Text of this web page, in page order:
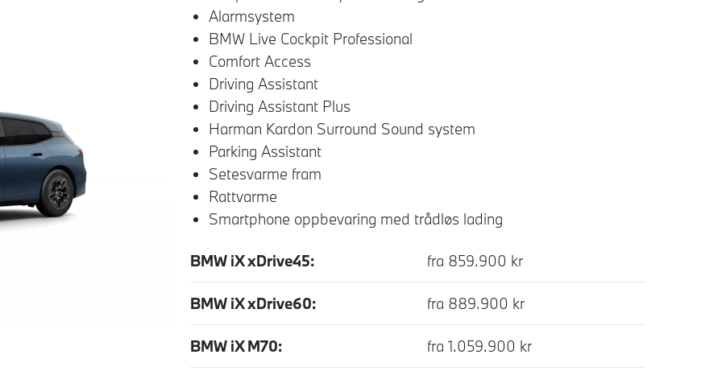
Alarmsystem
BMW Live Cockpit Professional
Comfort Access
Driving Assistant
Driving Assistant Plus
Harman Kardon Surround Sound system
Parking Assistant
Setesvarme fram
Rattvarme
Smartphone oppbevaring med trådløs lading
BMW iX xDrive45: fra 859.900 kr
BMW iX xDrive60: fra 889.900 kr
BMW iX M70: fra 1.059.900 kr